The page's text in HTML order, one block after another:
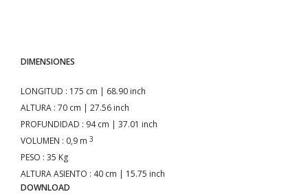
DIMENSIONES
LONGITUD : 175 cm | 68.90 inch
ALTURA : 70 cm | 27.56 inch
PROFUNDIDAD : 94 cm | 37.01 inch
VOLUMEN : 0,9 m 3
PESO : 35 Kg
ALTURA ASIENTO : 40 cm | 15.75 inch
DOWNLOAD